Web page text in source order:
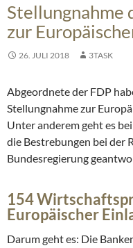
Stellungnahme
zur
26. JULI 2018 3TASK
Abgeordnete der FDP
Stellungnahme zur
Unter anderem geht es
die Bestrebungen bei der
Bundesregierung
154
Europäischer
Darum geht es: Die